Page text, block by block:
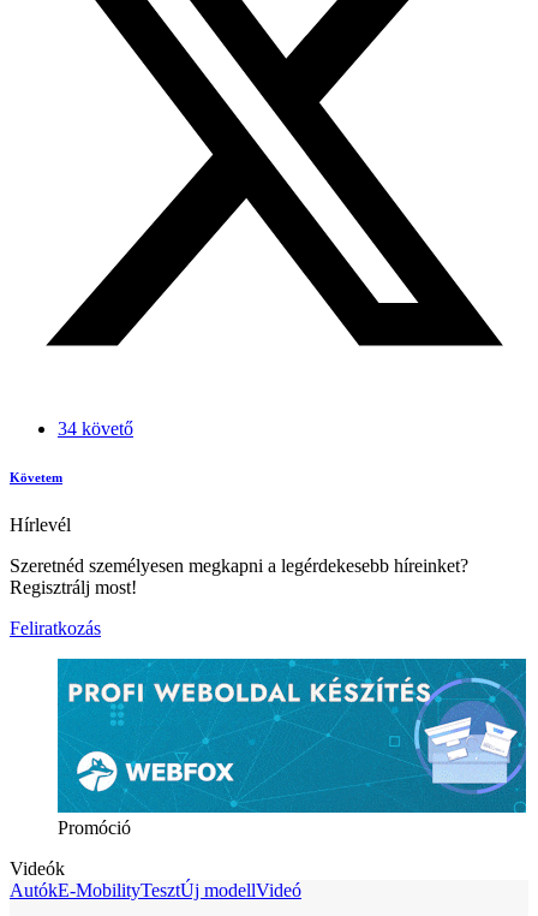
34 követő
Követem
Hírlevél
Szeretnéd személyesen megkapni a legérdekesebb híreinket?
Regisztrálj most!
Feliratkozás
Promóció
Videók
AutókE-MobilityTesztÚj modellVideó